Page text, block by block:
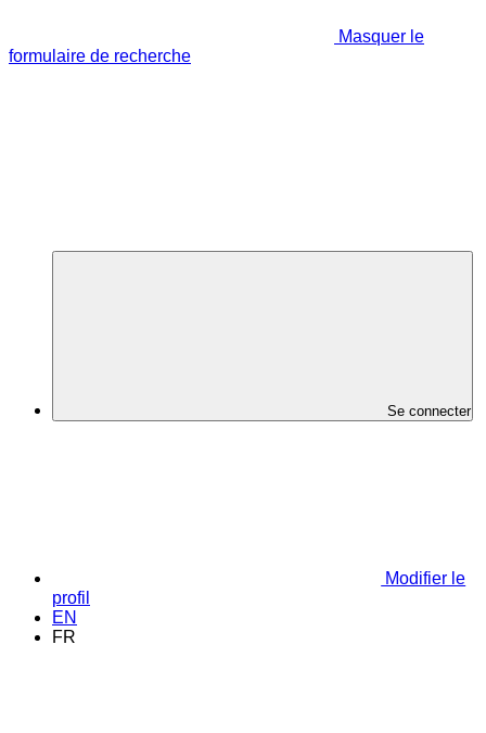
Masquer le
formulaire de recherche
Se connecter
Modifier le
profil
EN
FR